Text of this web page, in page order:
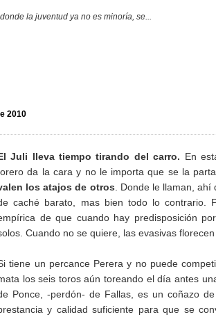
la juventud ya no es minoría, se...
2010
Juli lleva tiempo tirando del carro. En
da la cara y no le importa que se la
los atajos de otros . Donde le llaman,
caché barato, mas bien todo lo contrario.
de que cuando hay predisposición
Cuando no se quiere, las evasivas
tiene un percance Perera y no puede
los seis toros aún toreando el día antes
Ponce, -perdón- de Fallas, es un coñazo
y calidad suficiente para que se